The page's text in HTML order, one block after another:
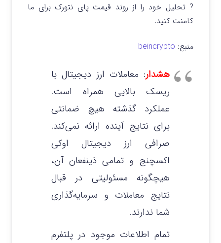
? تحلیل خود را از روند قیمت پای نتورک برای ما
کامنت کنید.
منبع: beincrypto
هشدار: معاملات ارز دیجیتال با
ریسک بالایی همراه است.
عملکرد گذشته هیچ ضمانتی
برای نتایج آینده ارائه نمی‌کند.
صرافی ارز دیجیتال اوکی
اکسچنج و تمامی ذینفعان آن،
هیچگونه مسئولیتی در قبال
نتایج معاملات و سرمایه‌گذاری
شما ندارند.
تمام اطلاعات موجود در پلتفرم